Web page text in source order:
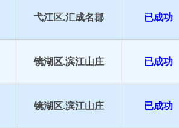
弋江区.汇成名郡 已成功
镜湖区.滨江山庄 已成功
镜湖区.滨江山庄 已成功